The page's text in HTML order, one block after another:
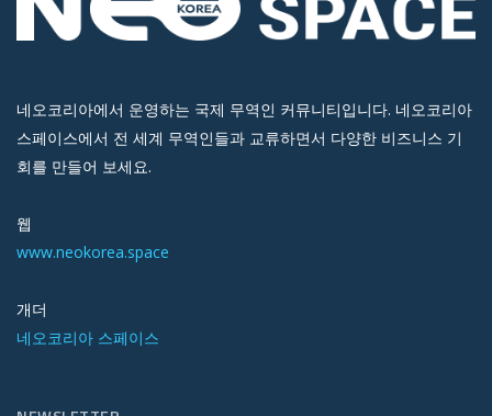
네오코리아에서 운영하는 국제 무역인 커뮤니티입니다. 네오코리아
스페이스에서 전 세계 무역인들과 교류하면서 다양한 비즈니스 기
회를 만들어 보세요.
웹
www.neokorea.space
개더
네오코리아 스페이스